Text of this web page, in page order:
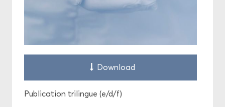
Down­load
Pu­bli­ca­tion tri­lingue (e/d/f)